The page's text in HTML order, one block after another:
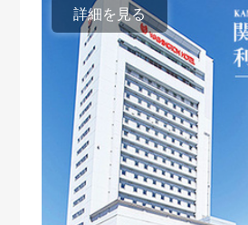
詳細を見る